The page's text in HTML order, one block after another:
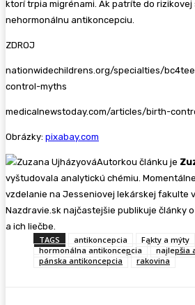
ktorí trpia migrénami. Ak patríte do
nehormonálnu antikoncepciu.
ZDROJ
nationwidechildrens.org/specialties/
control-myths
medicalnewstoday.com/articles/birth-
Obrázky: pixabay.com
Autorkou článku je
vyštudovala analytickú chémiu.
vzdelanie na Jesseniovej lekárskej fakulte
Nazdravie.sk najčastejšie publikuje články
a ich liečbe.
TAGS
antikoncepcia
Fakty a mýty
hormonálna antikoncepcia
najlepšia
pánska antikoncepcia
rakovina